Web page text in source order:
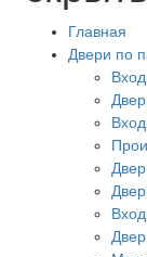
Главная
Двери по